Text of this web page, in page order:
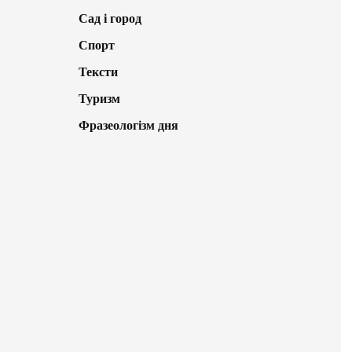
Сад і город
Спорт
Тексти
Туризм
Фразеологізм дня